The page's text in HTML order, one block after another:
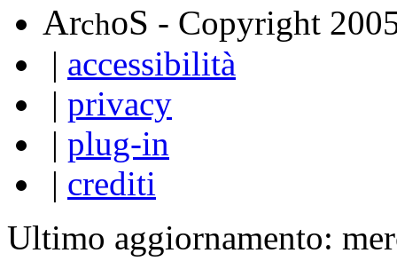
ArchoS - Copyright
| accessibilità
| privacy
| plug-in
| crediti
Ultimo aggiornamento: